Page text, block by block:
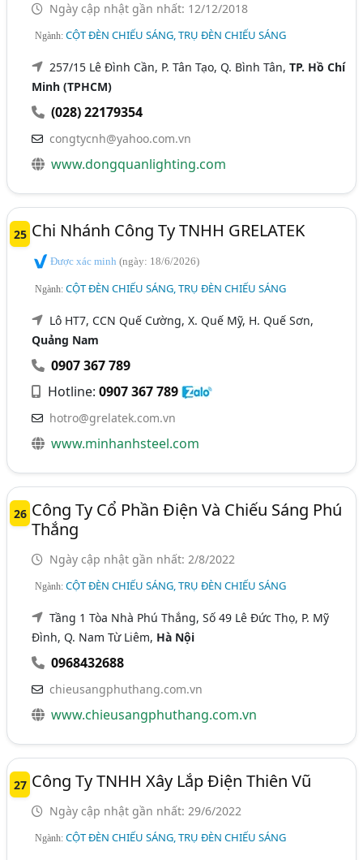
Ngày cập nhật gần nhất: 12/12/2018
Ngành:CỘT ĐÈN CHIẾU SÁNG, TRỤ ĐÈN CHIẾU SÁNG
257/15 Lê Đình Cần, P. Tân Tạo, Q. Bình Tân,TP. Hồ Chí
Minh (TPHCM)
(028) 22179354
congtycnh@yahoo.com.vn
www.dongquanlighting.com
25 Chi Nhánh Công Ty TNHH GRELATEK
Được xác minh(ngày: 18/6/2026)
Ngành:CỘT ĐÈN CHIẾU SÁNG, TRỤ ĐÈN CHIẾU SÁNG
Lô HT7, CCN Quế Cường, X. Quế Mỹ, H. Quế Sơn,
Quảng Nam
0907 367 789
Hotline:0907 367 789
hotro@grelatek.com.vn
www.minhanhsteel.com
26 Công Ty Cổ Phần Điện Và Chiếu Sáng Phú
Thắng
Ngày cập nhật gần nhất: 2/8/2022
Ngành:CỘT ĐÈN CHIẾU SÁNG, TRỤ ĐÈN CHIẾU SÁNG
Tầng 1 Tòa Nhà Phú Thắng, Số 49 Lê Đức Thọ, P. Mỹ
Đình, Q. Nam Từ Liêm, Hà Nội
0968432688
chieusangphuthang.com.vn
www.chieusangphuthang.com.vn
27 Công Ty TNHH Xây Lắp Điện Thiên Vũ
Ngày cập nhật gần nhất: 29/6/2022
Ngành:CỘT ĐÈN CHIẾU SÁNG, TRỤ ĐÈN CHIẾU SÁNG